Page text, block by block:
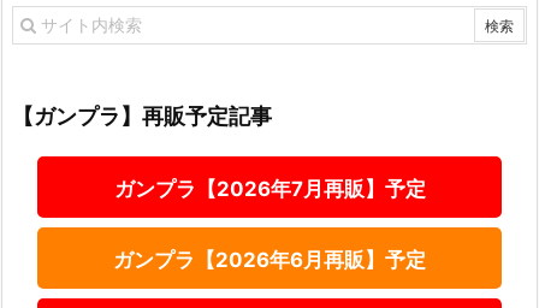
【ガンプラ】再販予定記事
ガンプラ【2026年7月再販】予定
ガンプラ【2026年6月再販】予定